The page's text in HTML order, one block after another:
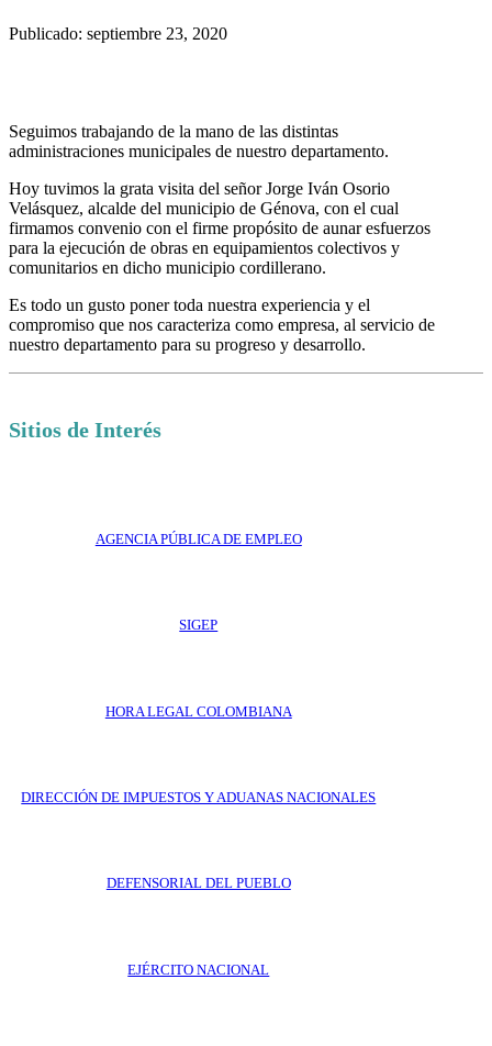
Publicado: septiembre 23, 2020
Seguimos trabajando de la mano de las distintas
administraciones municipales de nuestro departamento.
Hoy tuvimos la grata visita del señor Jorge Iván Osorio
Velásquez, alcalde del municipio de Génova, con el cual
firmamos convenio con el firme propósito de aunar esfuerzos
para la ejecución de obras en equipamientos colectivos y
comunitarios en dicho municipio cordillerano.
Es todo un gusto poner toda nuestra experiencia y el
compromiso que nos caracteriza como empresa, al servicio de
nuestro departamento para su progreso y desarrollo.
Sitios de Interés
AGENCIA PÚBLICA DE EMPLEO
SIGEP
HORA LEGAL COLOMBIANA
DIRECCIÓN DE IMPUESTOS Y ADUANAS NACIONALES
DEFENSORIAL DEL PUEBLO
EJÉRCITO NACIONAL